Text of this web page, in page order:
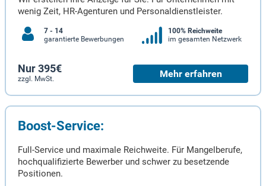
wenig Zeit, HR-Agenturen und Personaldienstleister.
7 - 14
garantierte Bewerbungen
100% Reichweite
im gesamten Netzwerk
Nur 395€
zzgl. MwSt. Mehr erfahren
Boost-Service:
Full-Service und maximale Reichweite. Für Mangelberufe,
hochqualifizierte Bewerber und schwer zu besetzende
Positionen.